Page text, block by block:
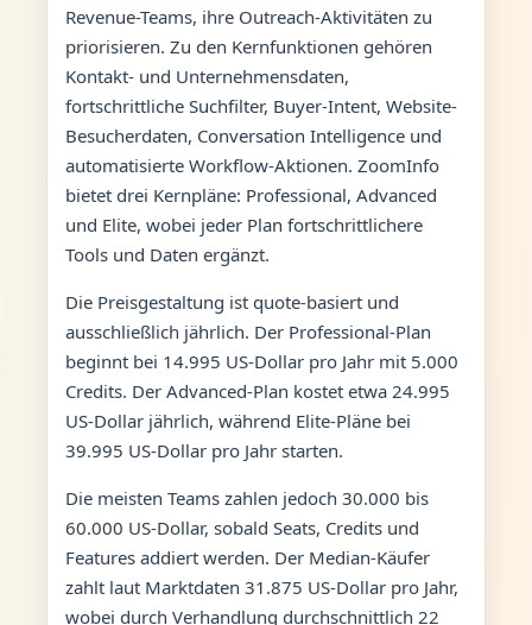
Revenue-Teams, ihre Outreach-Aktivitäten zu
priorisieren. Zu den Kernfunktionen gehören
Kontakt- und Unternehmensdaten,
fortschrittliche Suchfilter, Buyer-Intent, Website-
Besucherdaten, Conversation Intelligence und
automatisierte Workflow-Aktionen. ZoomInfo
bietet drei Kernpläne: Professional, Advanced
und Elite, wobei jeder Plan fortschrittlichere
Tools und Daten ergänzt.
Die Preisgestaltung ist quote-basiert und
ausschließlich jährlich. Der Professional-Plan
beginnt bei 14.995 US-Dollar pro Jahr mit 5.000
Credits. Der Advanced-Plan kostet etwa 24.995
US-Dollar jährlich, während Elite-Pläne bei
39.995 US-Dollar pro Jahr starten.
Die meisten Teams zahlen jedoch 30.000 bis
60.000 US-Dollar, sobald Seats, Credits und
Features addiert werden. Der Median-Käufer
zahlt laut Marktdaten 31.875 US-Dollar pro Jahr,
wobei durch Verhandlung durchschnittlich 22